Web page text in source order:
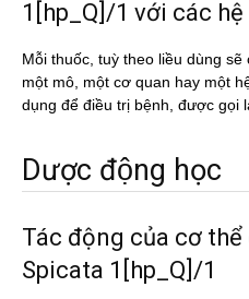
1[hp_Q]/1 với các
Mỗi thuốc, tuỳ theo liều dùng
một mô, một cơ quan hay một
dụng để điều trị bệnh, được gọi
Dược động học
Tác động của cơ
Spicata 1[hp_Q]/1